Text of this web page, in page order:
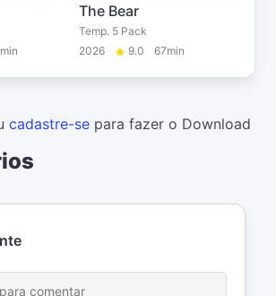
The Bear
Temp. 5 Pack
2026
9.0 67min
cadastre-se para fazer o Download